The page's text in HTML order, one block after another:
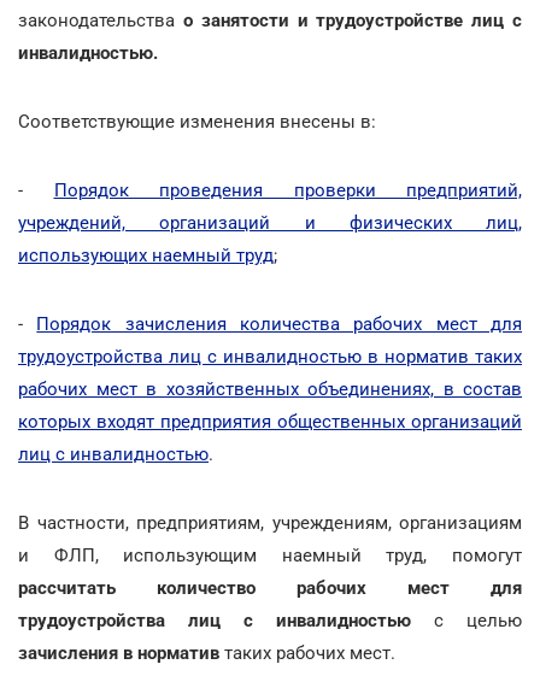
законодательства о занятости и трудоустройстве лиц с
инвалидностью.
Соответствующие изменения внесены в:
- Порядок проведения проверки предприятий,
учреждений, организаций и физических лиц,
использующих наемный труд;
- Порядок зачисления количества рабочих мест для
трудоустройства лиц с инвалидностью в норматив таких
рабочих мест в хозяйственных объединениях, в состав
которых входят предприятия общественных организаций
лиц с инвалидностью.
В частности, предприятиям, учреждениям, организациям
и ФЛП, использующим наемный труд, помогут
рассчитать количество рабочих мест для
трудоустройства лиц с инвалидностью с целью
зачисления в норматив таких рабочих мест.